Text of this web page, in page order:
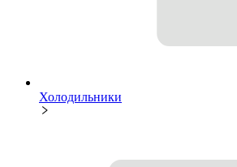
Холодильники